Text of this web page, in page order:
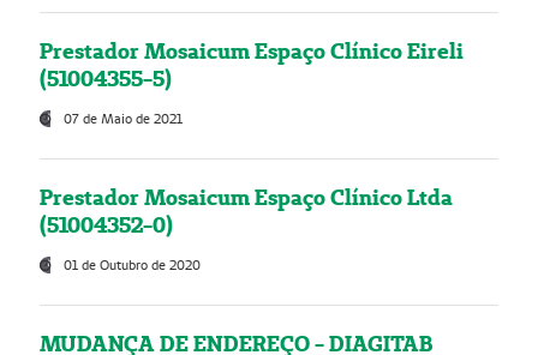
Prestador Mosaicum Espaço Clínico Eireli
(51004355-5)
07 de Maio de 2021
Prestador Mosaicum Espaço Clínico Ltda
(51004352-0)
01 de Outubro de 2020
MUDANÇA DE ENDEREÇO - DIAGITAB